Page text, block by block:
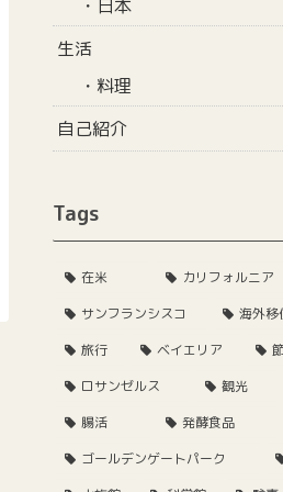
日本
生活
料理
自己紹介
Tags
在米 カリフォルニア
サンフランシスコ
海外移
旅行
ベイエリア
ロサンゼルス
観光
腸活
発酵食品
ゴールデンゲートパーク